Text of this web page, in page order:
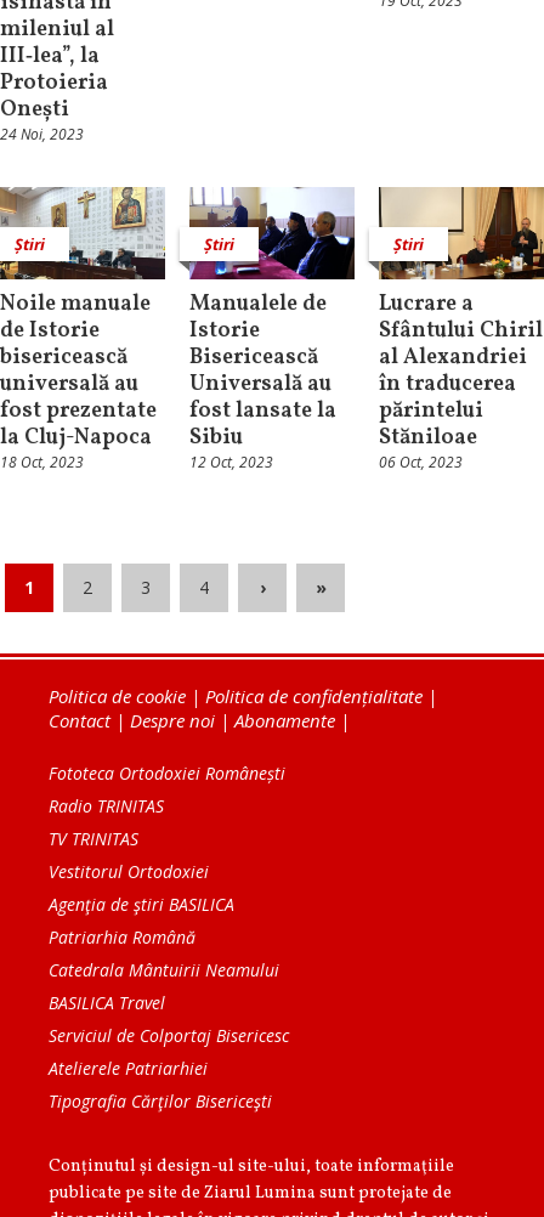
mileniul al
III‑lea”, la
Protoieria
Onești
24 Noi, 2023
Știri
Noile manuale
de Istorie
bisericească
universală au
fost prezentate
la Cluj-Napoca
18 Oct, 2023
Știri
Manualele de
Istorie
Bisericească
Universală au
fost lansate la
Sibiu
12 Oct, 2023
Știri
Lucrare a
Sfântului Chiril
al Alexandriei
în traducerea
părintelui
Stăniloae
06 Oct, 2023
1 2 3 4 › »
Politica de cookie | Politica de confidențialitate |
Contact| Despre noi |Abonamente |
Fototeca Ortodoxiei Românești
Radio TRINITAS
TV TRINITAS
Vestitorul Ortodoxiei
Agenţia de ştiri BASILICA
Patriarhia Română
Catedrala Mântuirii Neamului
BASILICA Travel
Serviciul de Colportaj Bisericesc
Atelierele Patriarhiei
Tipografia Cărţilor Bisericeşti
Conținutul și design-ul site-ului, toate informaţiile
publicate pe site de Ziarul Lumina sunt protejate de